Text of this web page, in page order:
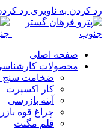
رد کردن به ناوبری رد
صفحه اصلی
محصولات
ضخامت سنج
کار اکسپرت
آینه بازرسی
چراغ قوه
قلم مگنت